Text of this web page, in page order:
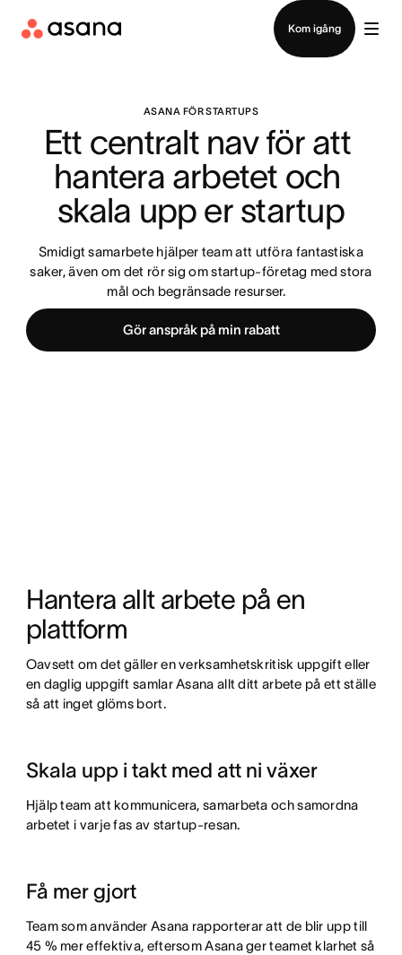
Kom igång
ASANA FÖR STARTUPS
Ett centralt nav för att
hantera arbetet och
skala upp er startup
Smidigt samarbete hjälper team att utföra fantastiska
saker, även om det rör sig om startup-företag med stora
mål och begränsade resurser.
Gör anspråk på min rabatt
Hantera allt arbete på en
plattform
Oavsett om det gäller en verksamhetskritisk uppgift eller
en daglig uppgift samlar Asana allt ditt arbete på ett ställe
så att inget glöms bort.
Skala upp i takt med att ni växer
Hjälp team att kommunicera, samarbeta och samordna
arbetet i varje fas av startup-resan.
Få mer gjort
Team som använder Asana rapporterar att de blir upp till
45 % mer effektiva, eftersom Asana ger teamet klarhet så